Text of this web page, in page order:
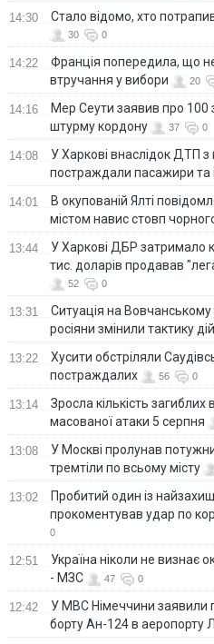
14:30 Стало відомо, хто
30 0
14:22
Франція попередила, що
втручання у вибори
20
14:16
Мер Сеути заявив про 100
штурму кордону
37 0
14:08
У Харкові внаслідок ДТП
постраждали пасажири та
14:01
В окупованій Ялті
містом навис стовп
13:44
У Харкові ДБР затримало
тис. доларів продавав
52 0
13:31
Ситуація на
росіяни змінили тактику
13:22
Хусити обстріляли
постраждалих
56 0
13:14
Зросла кількість загиблих
масованої атаки 5 серпня
13:08
У Москві пролунав
тремтіли по всьому місту
13:02
Пробитий один із
прокоментував удар по
0
12:51
Україна ніколи не визнає
- МЗС
47 0
12:42
У МВС Німеччини заявили
борту Ан-124 в аеропорту